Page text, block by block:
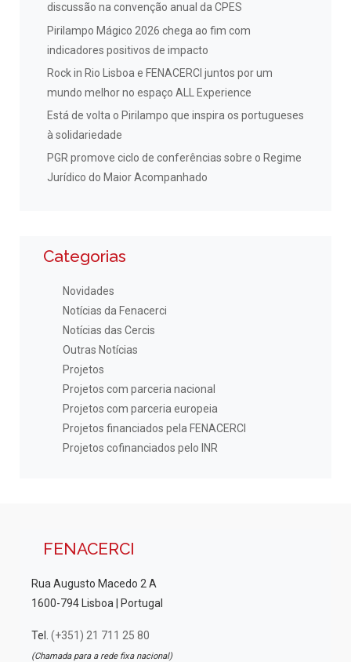
discussão na convenção anual da CPES
Pirilampo Mágico 2026 chega ao fim com
indicadores positivos de impacto
Rock in Rio Lisboa e FENACERCI juntos por um
mundo melhor no espaço ALL Experience
Está de volta o Pirilampo que inspira os portugueses
à solidariedade
PGR promove ciclo de conferências sobre o Regime
Jurídico do Maior Acompanhado
Categorias
Novidades
Notícias da Fenacerci
Notícias das Cercis
Outras Notícias
Projetos
Projetos com parceria nacional
Projetos com parceria europeia
Projetos financiados pela FENACERCI
Projetos cofinanciados pelo INR
FENACERCI
Rua Augusto Macedo 2 A
1600-794 Lisboa | Portugal
Tel. (+351) 21 711 25 80
(Chamada para a rede fixa nacional)